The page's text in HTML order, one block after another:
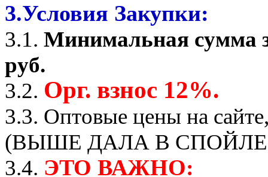
3.Условия Закупки:
3.1. Минимальная сумма
руб.
3.2. Орг. взнос 12%.
3.3. Оптовые цены на
(ВЫШЕ ДАЛА В
3.4. ЭТО ВАЖНО: